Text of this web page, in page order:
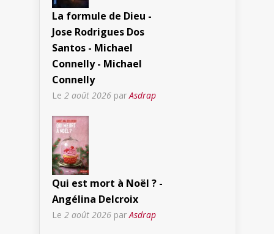
La formule de Dieu -
Jose Rodrigues Dos
Santos - Michael
Connelly - Michael
Connelly
Le 2 août 2026 parAsdrap
Qui est mort à Noël ? -
Angélina Delcroix
Le 2 août 2026 parAsdrap